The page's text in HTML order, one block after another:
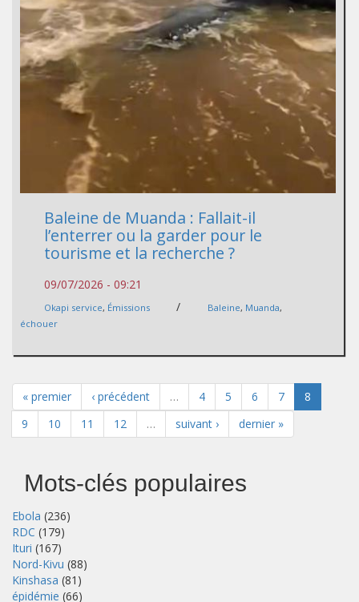
Baleine de Muanda : Fallait-il
l’enterrer ou la garder pour le
tourisme et la recherche ?
09/07/2026 - 09:21
Okapi service, Émissions / Baleine, Muanda,
échouer
« premier ‹ précédent … 4 5 6 7
8
9
10 11 12 … suivant › dernier »
Mots-clés populaires
Ebola (236)
RDC (179)
Ituri (167)
Nord-Kivu (88)
Kinshasa (81)
épidémie (66)